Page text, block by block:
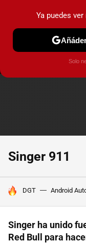
MENÚ
Singer 911
HOY SE HABLA DE
DGT Android
Singer ha unido
Red Bull para
Ya puedes
Solo